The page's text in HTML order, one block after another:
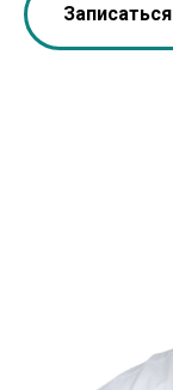
Записаться